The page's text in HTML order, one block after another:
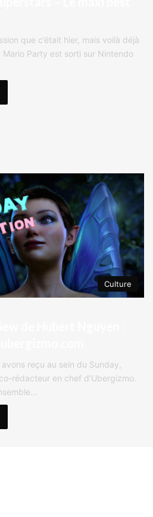
que c’était hier, mais voilà déjà
Mario Party est sorti sur Nintendo
Culture
reçu au sein du Sunday,
rédacteur en chef d’Ubergizmo.